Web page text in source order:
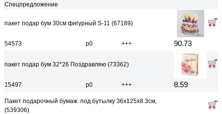
Спецпредложение
пакет подар бум 30см фигурный S-11 (67189)
54573 р0 +++ 90.73
пакет подар бум 32*26 Поздравляю (73362)
15497 р0 +++ 8.59
Пакет подарочный бумаж. под бутылку 36x125x8.3см,
(539306)